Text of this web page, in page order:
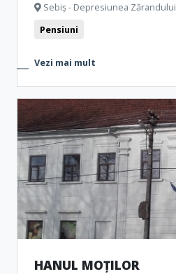
Sebiș - Depresiunea Zărandului
Pensiuni
Vezi mai mult
HANUL MOȚILOR